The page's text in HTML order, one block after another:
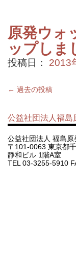
原発ウォ
ップしま
投稿日： 2013
← 過去の投稿
公益社団法人福島
公益社団法人 福島原
〒101-0063 東京都
静和ビル 1階A室
TEL 03-3255-5910